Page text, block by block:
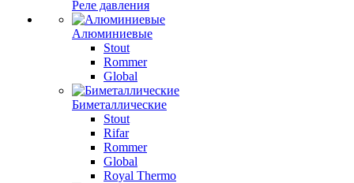
Реле давления
Алюминиевые
Stout
Rommer
Global
Биметаллические
Stout
Rifar
Rommer
Global
Royal Thermo